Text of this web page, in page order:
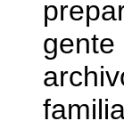
gente